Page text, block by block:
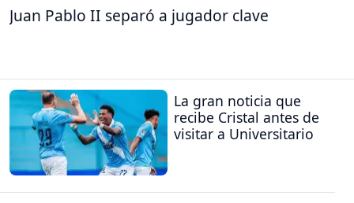
Juan Pablo II separó a jugador clave
La gran noticia que
recibe Cristal antes de
visitar a Universitario